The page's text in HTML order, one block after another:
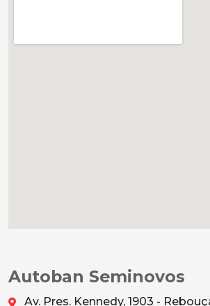
Autoban Seminovos
Av. Pres. Kennedy, 1903 -